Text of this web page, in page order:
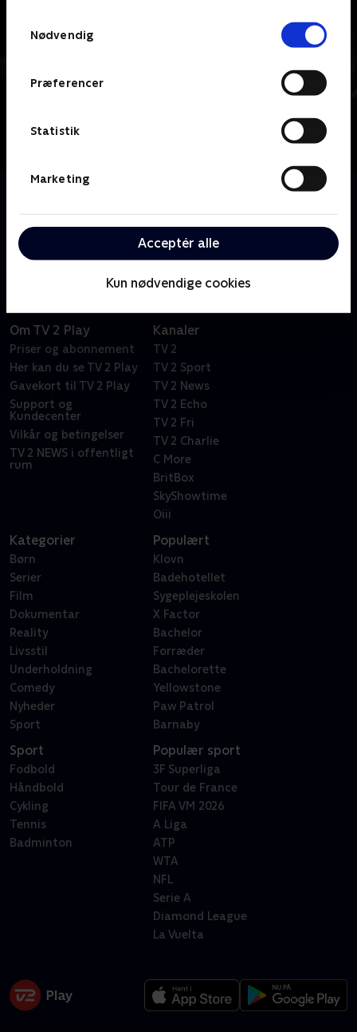
Nødvendig
Præferencer
Statistik
Marketing
Acceptér alle
Kun nødvendige cookies
hævntørstige ordenshåndhævere og sultne
dæmoner under deres flugt til Mexico.
Om TV 2 Play
Priser og abonnement
Her kan du se TV 2 Play
Gavekort til TV 2 Play
Support og
Kundecenter
Vilkår og betingelser
TV 2 NEWS i offentligt
rum
Kanaler
TV 2
TV 2 Sport
TV 2 News
TV 2 Echo
TV 2 Fri
TV 2 Charlie
C More
BritBox
SkyShowtime
Oiii
Kategorier
Børn
Serier
Film
Dokumentar
Reality
Livsstil
Underholdning
Comedy
Nyheder
Sport
Populært
Klovn
Badehotellet
Sygeplejeskolen
X Factor
Bachelor
Forræder
Bachelorette
Yellowstone
Paw Patrol
Barnaby
Sport
Fodbold
Håndbold
Cykling
Tennis
Badminton
Populær sport
3F Superliga
Tour de France
FIFA VM 2026
A Liga
ATP
WTA
NFL
Serie A
Diamond League
La Vuelta